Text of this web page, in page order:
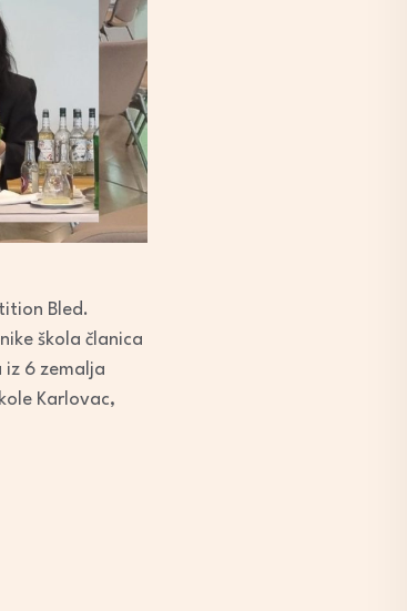
Bled.
škola članica
iz 6 zemalja
Karlovac,